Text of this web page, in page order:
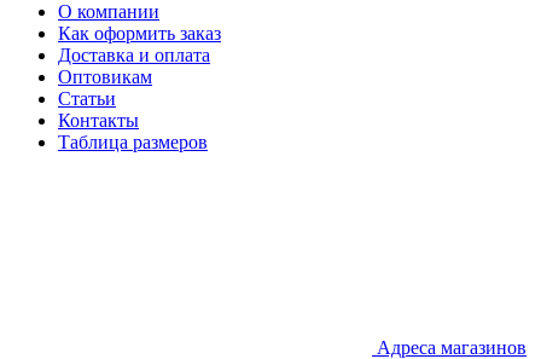
О компании
Как оформить заказ
Доставка и оплата
Оптовикам
Статьи
Контакты
Таблица размеров
Адреса магазинов